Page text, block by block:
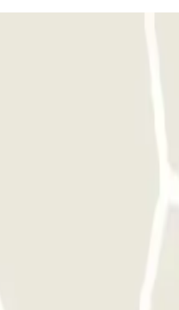
de magasins
en appuyant sur le bouton